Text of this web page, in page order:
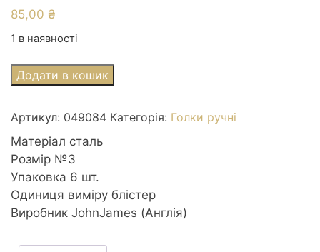
85,00 ₴
1 в наявності
JJ48503E
Голка
шиття
з
великим
вушком
№3
6
JohnJames
Додати в кошик
Артикул: 049084 Категорія: Голки ручні
Матеріал сталь
Розмір №3
Упаковка 6 шт.
Одиниця виміру блістер
Виробник JohnJames (Англія)